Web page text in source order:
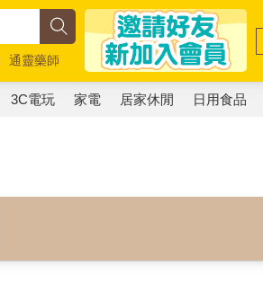
通靈藥師
3C電玩 家電 居家休閒 日用食品